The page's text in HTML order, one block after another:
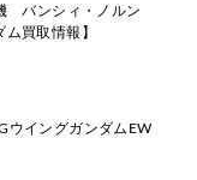
バンシィ・ノルン
買取情報】
ウイングガンダムEW